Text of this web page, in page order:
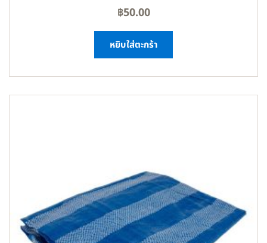
฿50.00
หยิบใส่ตะกร้า